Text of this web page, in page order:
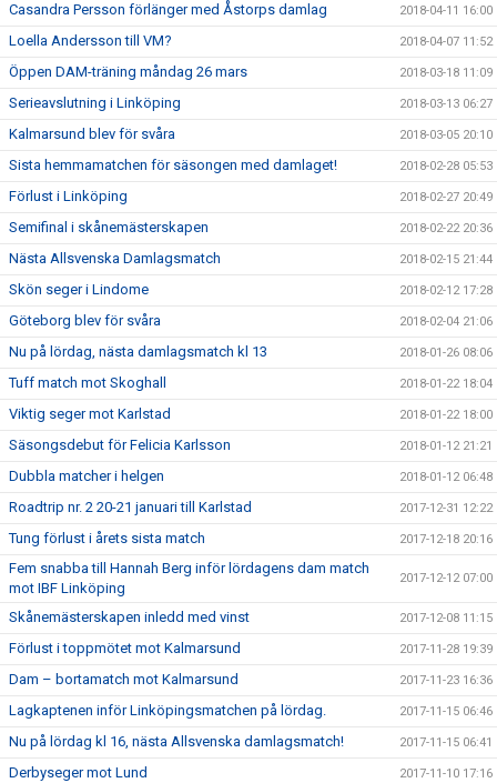
Casandra Persson förlänger med Åstorps damlag 2018-04-11 16:00
Loella Andersson till VM? 2018-04-07 11:52
Öppen DAM-träning måndag 26 mars 2018-03-18 11:09
Serieavslutning i Linköping 2018-03-13 06:27
Kalmarsund blev för svåra 2018-03-05 20:10
Sista hemmamatchen för säsongen med damlaget! 2018-02-28 05:53
Förlust i Linköping 2018-02-27 20:49
Semifinal i skånemästerskapen 2018-02-22 20:36
Nästa Allsvenska Damlagsmatch 2018-02-15 21:44
Skön seger i Lindome 2018-02-12 17:28
Göteborg blev för svåra 2018-02-04 21:06
Nu på lördag, nästa damlagsmatch kl 13 2018-01-26 08:06
Tuff match mot Skoghall 2018-01-22 18:04
Viktig seger mot Karlstad 2018-01-22 18:00
Säsongsdebut för Felicia Karlsson 2018-01-12 21:21
Dubbla matcher i helgen 2018-01-12 06:48
Roadtrip nr. 2 20-21 januari till Karlstad 2017-12-31 12:22
Tung förlust i årets sista match 2017-12-18 20:16
Fem snabba till Hannah Berg inför lördagens dam match
mot IBF Linköping
2017-12-12 07:00
Skånemästerskapen inledd med vinst 2017-12-08 11:15
Förlust i toppmötet mot Kalmarsund 2017-11-28 19:39
Dam – bortamatch mot Kalmarsund 2017-11-23 16:36
Lagkaptenen inför Linköpingsmatchen på lördag. 2017-11-15 06:46
Nu på lördag kl 16, nästa Allsvenska damlagsmatch! 2017-11-15 06:41
Derbyseger mot Lund 2017-11-10 17:16